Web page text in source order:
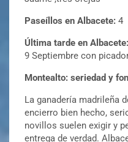
Paseíllos en Albacete: 4
Última tarde en Albacete:
9 Septiembre con
Montealto: seriedad y
La ganadería madrileña
encierro bien hecho,
novillos suelen exigir y
entrega de verdad.